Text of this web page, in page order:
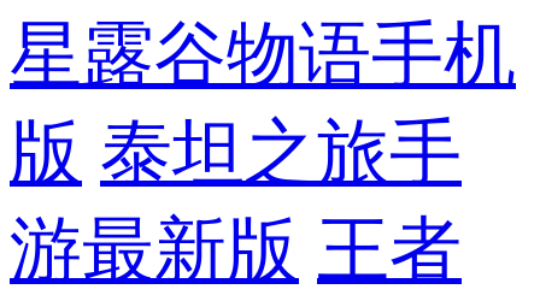
星露谷物语手机
版 泰坦之旅手
游最新版 王者